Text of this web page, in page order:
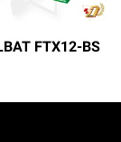
FTX12-BS